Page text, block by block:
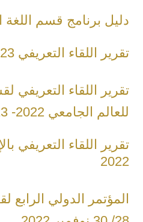
دليل برنامج قسم اللغة العربية
تقرير اللقاء التعريفي 2023/ 2024
تقرير اللقاء التعريفي
للعالم الجامعي 2022- 2023
2022
المؤتمر الدولي الرابع